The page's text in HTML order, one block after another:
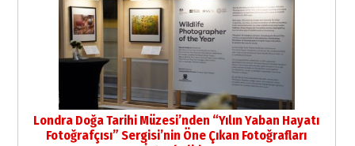
Yıldırım Gündoğdu
HAVVA’NIN ÜÇ KIZI
09 Temmuz 2026 Perşembe
Yusuf POLAT
Şampiyonluk Sebahattin Şirin’e
yazar
11 Mayıs 2026 Pazartesi
Londra Doğa Tarihi Müzesi’nden “Yılın Yaban Hayatı
Fotoğrafçısı” Sergisi’nin Öne Çıkan Fotoğrafları